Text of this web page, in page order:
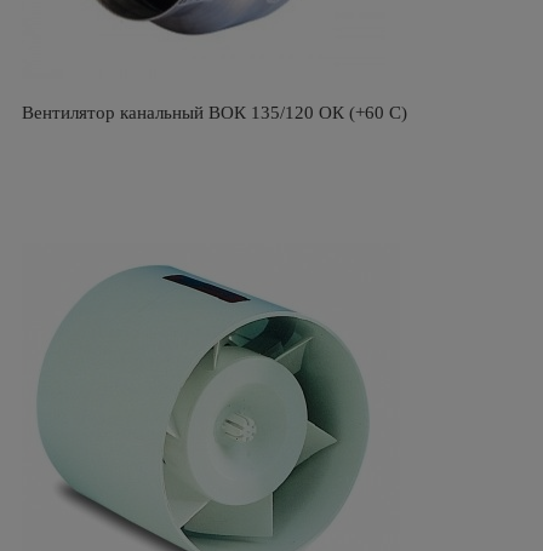
Вентилятор канальный ВОК 135/120 ОК (+60 С)